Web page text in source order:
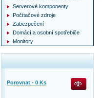
Serverové komponenty
Počítačové zdroje
Zabezpečení
Domácí a osobní spotřebiče
Monitory
Porovnat - 0 Ks